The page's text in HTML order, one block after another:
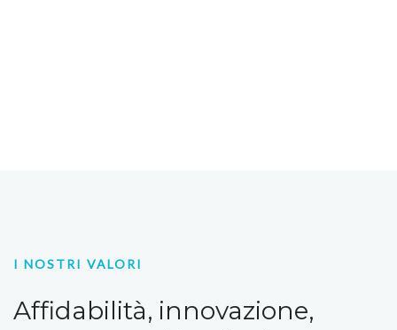
I NOSTRI VALORI
Affidabilità, innovazione,